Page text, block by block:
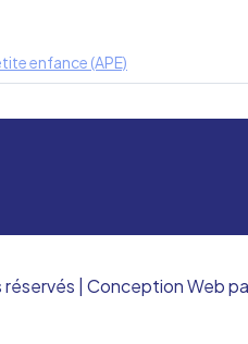
enfance (APE)
| Conception Web